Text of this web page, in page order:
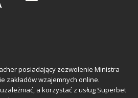
posiadający zezwolenie Ministra
zakładów wzajemnych online.
a korzystać z usług Superbet